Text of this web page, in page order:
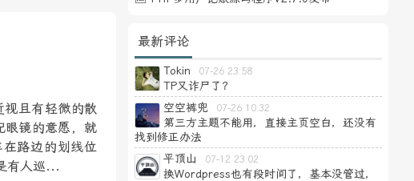
且有轻微的散
眼镜的意愿，就
路边的划线位
有人巡...
最新评论
Tokin 07-26 23:58
TP又诈尸了？
空空裤兜
07-26 10:32
第三方主题不能用，直接主页空白，还没有
找到修正办法
平顶山
07-12 23:02
换Wordpress也有段时间了，基本没管过，